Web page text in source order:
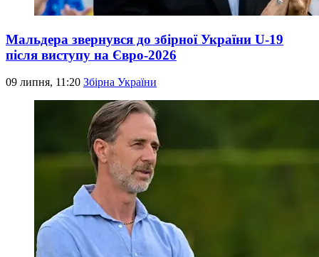
Мальдера звернувся до збірної України U-19
після виступу на Євро-2026
09 липня, 11:20 Збірна України